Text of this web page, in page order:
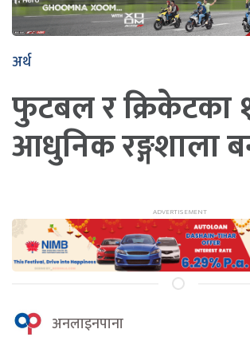
अर्थ
फुटबल र क्रिकेटका
आधुनिक रङ्गशाला
अनलाइनपाना